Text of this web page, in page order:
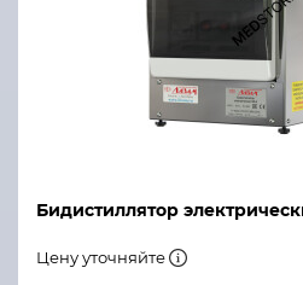
Бидистиллятор
Цену уточняйте